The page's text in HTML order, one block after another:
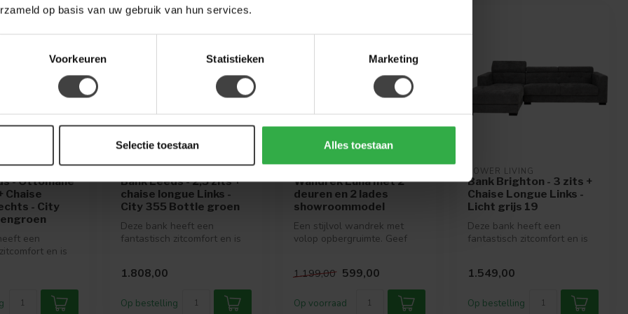
op basis van uw gebruik van hun services.
Voorkeuren Statistieken Marketing
Selectie toestaan Alles toestaan
- Ottomane
Chaise
- City
een
en is
Bank Leeds - 2,5 zits +
chaise longue Links -
City 355 Bottle groen
Deze bank heeft een
fantastisch zitcomfort en is
1.808,00
Op bestelling
Wandrek Luna met 2
deuren en 2 lades
showroommodel
Een stijlvol wandrek met
volop opbergruimte. Geef
1.199,00 599,00
Op voorraad
TOWER LIVING
Bank Brighton - 3 zits +
Chaise Longue Links -
Licht grijs 19
Deze bank heeft een
fantastisch zitcomfort en is
1.549,00
Op bestelling